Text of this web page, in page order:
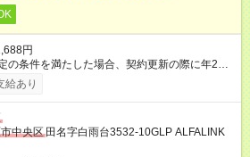
円
の条件を満たした場合、契約更新の際に年2回
員登用制度あり ※月末締/翌
時間外手当、別途支給 ※深夜割増賃金 (22:00～
働けます！ 【試用期間】試用期間あ
：1週間 雇用形態、給与は本採用時と同じで
給あり
中央区 田名字白雨台3532-10GLP ALFALINK